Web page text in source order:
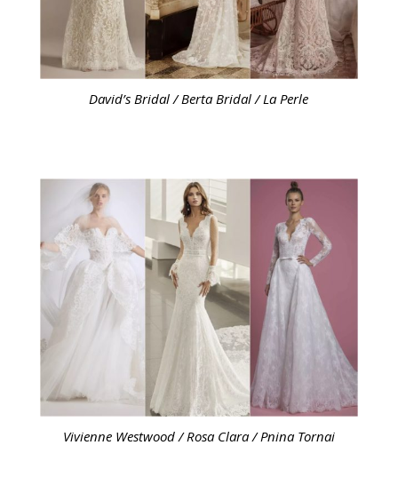
David’s Bridal / Berta Bridal / La Perle
Vivienne Westwood / Rosa Clara / Pnina Tornai